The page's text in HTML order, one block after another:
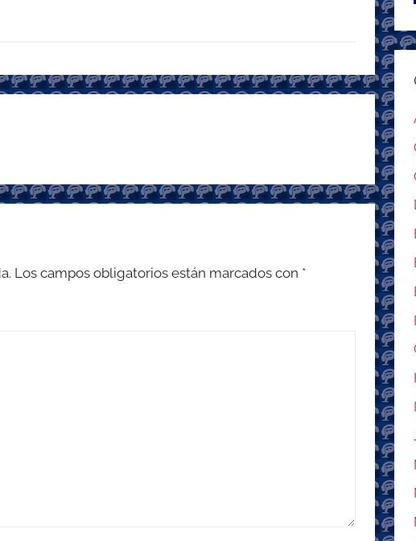
Los campos obligatorios están marcados con *